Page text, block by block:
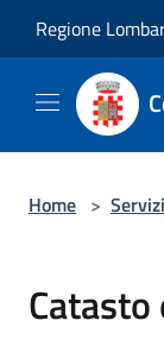
Regione
Home > Servizi